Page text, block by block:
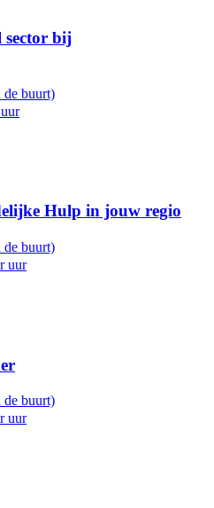
sector bij
buurt)
Hulp in jouw regio
buurt)
uur
buurt)
uur